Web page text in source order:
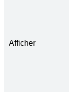
Afficher